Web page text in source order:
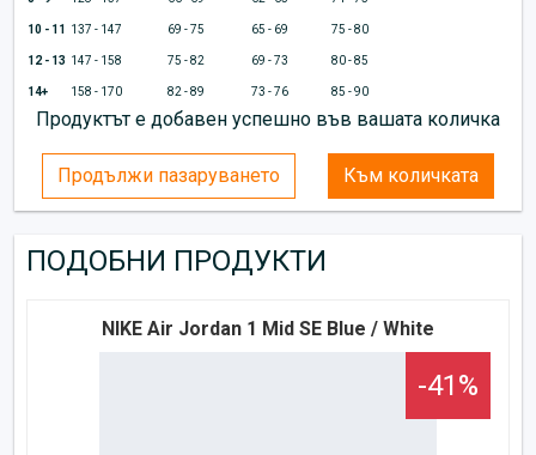
10 - 11 137 - 147 69 - 75 65 - 69 75 - 80
12 - 13 147 - 158 75 - 82 69 - 73 80 - 85
14+ 158 - 170 82 - 89 73 - 76 85 - 90
Продуктът е добавен успешно във вашата количка
Продължи пазаруването Към количката
ПОДОБНИ ПРОДУКТИ
NIKE Air Jordan 1 Mid SE Blue / White
-41%